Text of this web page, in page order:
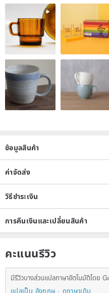
ข้อมูลสินค้า
ค่าจัดส่ง
วิธีชำระเงิน
การคืนเงินและเปลี่ยนสินค้า
คะแนนรีวิว
มีรีวิวบางส่วนแปลภาษาอัตโนมัติโดย
แปลเป็น อังกฤษ
ดูภาษาเดิม